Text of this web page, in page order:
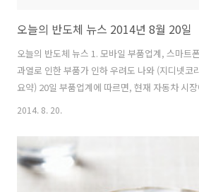
오늘의 반도체 뉴스 2014년 8월 20일
오늘의 반도체 뉴스 1. 모바일 부품업계, 스마
과열로 인한 부품가 인하 우려도 나와 (지디넷
요약) 20일 부품업계에 따르면, 현재 자동차 시
체는 수십개에 달한다. 한 부품업계 관계자는 "모
모바일처럼 가격경쟁이 벌어지게 될 것 같다"며
다. >> 기사 전문보기 2. 한국반도체산업協,
준화 포럼 개최 (뉴스1 2014-08-20) (기사요약)
20일 서울 양재동 엘타워에서 반도체표준화기구
2014. 8. 20.